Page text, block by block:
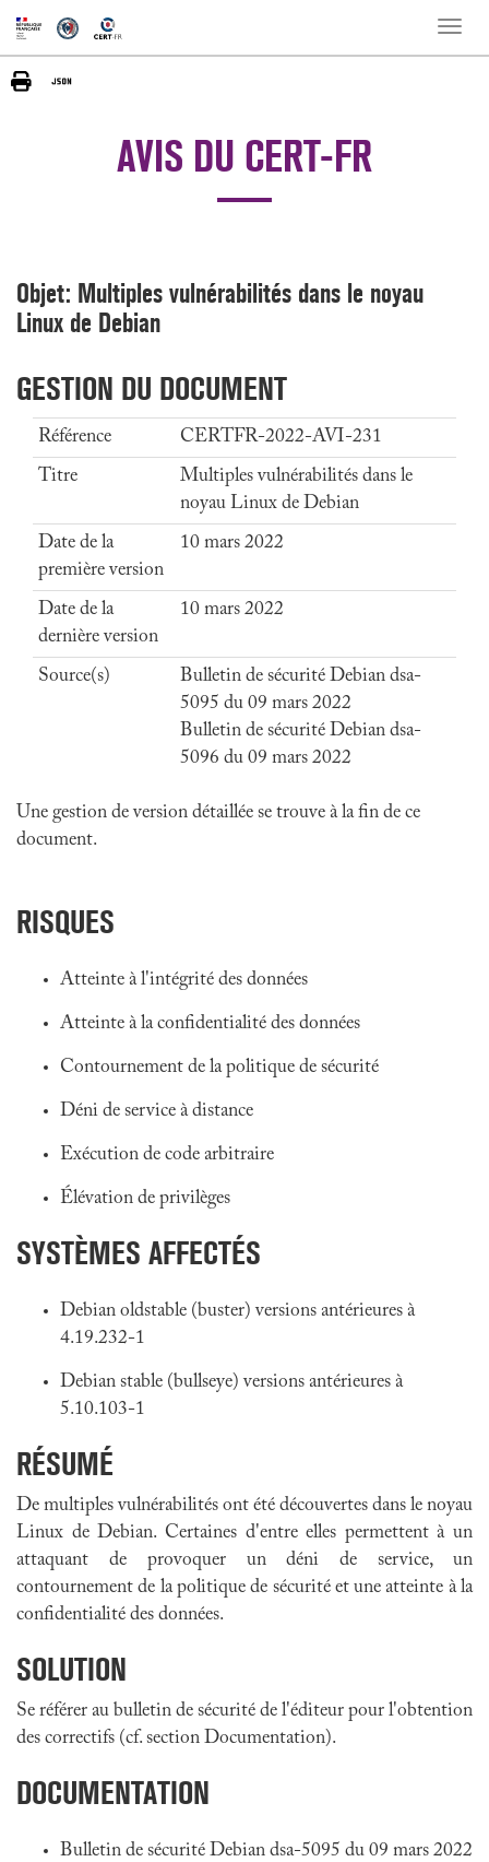
Toggle
AVIS DU CERT-FR
Objet: Multiples vulnérabilités dans le noyau
Linux de Debian
GESTION DU DOCUMENT
Référence
CERTFR-2022-AVI-231
Titre
Multiples vulnérabilités dans le
noyau Linux de Debian
Date de la
première version
10 mars 2022
Date de la
dernière version
10 mars 2022
Source(s)
Bulletin de sécurité Debian dsa-
5095 du 09 mars 2022
Bulletin de sécurité Debian dsa-
5096 du 09 mars 2022
Une gestion de version détaillée se trouve à la fin de ce
document.
RISQUES
Atteinte à l'intégrité des données
Atteinte à la confidentialité des données
Contournement de la politique de sécurité
Déni de service à distance
Exécution de code arbitraire
Élévation de privilèges
SYSTÈMES AFFECTÉS
Debian oldstable (buster) versions antérieures à
4.19.232-1
Debian stable (bullseye) versions antérieures à
5.10.103-1
RÉSUMÉ
De multiples vulnérabilités ont été découvertes dans le noyau
Linux de Debian. Certaines d'entre elles permettent à un
attaquant de provoquer un déni de service, un
contournement de la politique de sécurité et une atteinte à la
confidentialité des données.
SOLUTION
Se référer au bulletin de sécurité de l'éditeur pour l'obtention
des correctifs (cf. section Documentation).
DOCUMENTATION
Bulletin de sécurité Debian dsa-5095 du 09 mars 2022